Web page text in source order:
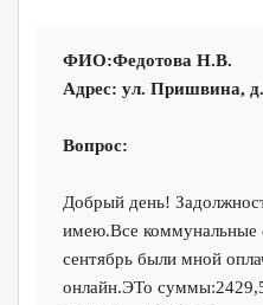
ФИО:Федотова Н.В.
Адрес: ул. Пришвина,
Вопрос:
Добрый день!
имею.Все
сентябрь были мной
онлайн.ЭТо